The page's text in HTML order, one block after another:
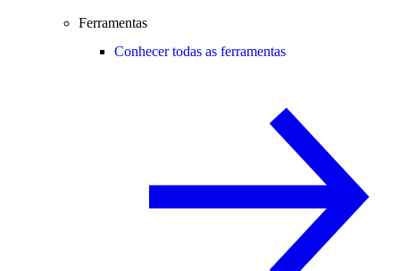
Ferramentas
Conhecer todas as ferramentas